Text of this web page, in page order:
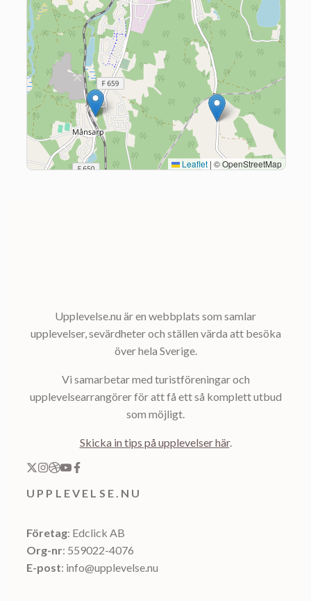
Leaflet | © OpenStreetMap
Upplevelse.nu är en webbplats som samlar
upplevelser, sevärdheter och ställen värda att besöka
över hela Sverige.
Vi samarbetar med turistföreningar och
upplevelsearrangörer för att få ett så komplett utbud
som möjligt.
Skicka in tips på upplevelser här.
UPPLEVELSE.NU
Företag: Edclick AB
Org-nr: 559022-4076
E-post: info@upplevelse.nu